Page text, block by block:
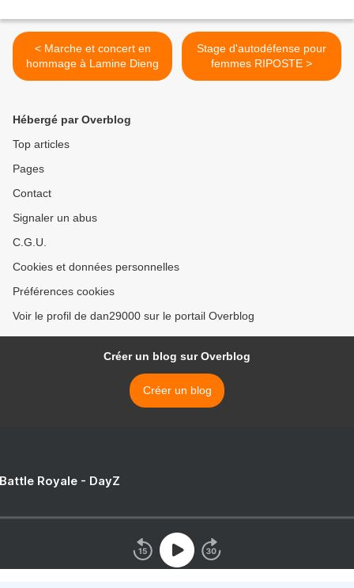
< Marche et concert en
hommage à Lamine Dieng
Stage d'autodéfense pour
femmes RIPOSTE >
Hébergé par Overblog
Top articles
Pages
Contact
Signaler un abus
C.G.U.
Cookies et données personnelles
Préférences cookies
Voir le profil de dan29000 sur le portail Overblog
Créer un blog sur Overblog
Créer un blog
Royale - DayZ